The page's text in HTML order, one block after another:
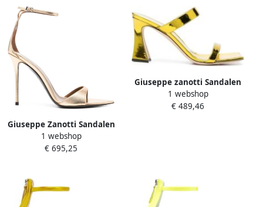
Giuseppe Zanotti Sandalen
met open teen en
stilettohak
1 webshop
€ 695,25
Giuseppe zanotti Sandalen
Vanilla 85Mm Sandals in
goud
1 webshop
€ 489,46